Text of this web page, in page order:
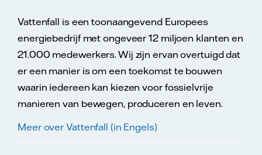
Vattenfall is een toonaangevend Europees
energiebedrijf met ongeveer 12 miljoen klanten en
21.000 medewerkers. Wij zijn ervan overtuigd dat
er een manier is om een toekomst te bouwen
waarin iedereen kan kiezen voor fossielvrije
manieren van bewegen, produceren en leven.
Meer over Vattenfall (in Engels)